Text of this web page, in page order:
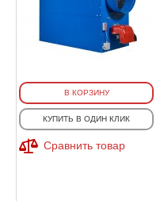
В КОРЗИНУ
КУПИТЬ В ОДИН КЛИК
Сравнить товар